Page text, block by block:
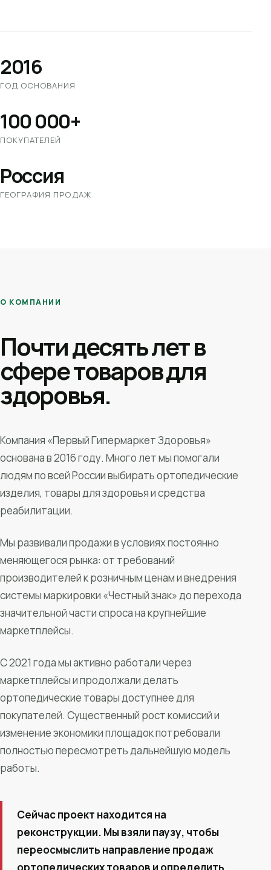
2016
ГОД ОСНОВАНИЯ
100 000+
ПОКУПАТЕЛЕЙ
Россия
ГЕОГРАФИЯ ПРОДАЖ
О КОМПАНИИ
Почти десять лет в
сфере товаров для
здоровья.
Компания «Первый Гипермаркет Здоровья»
основана в 2016 году. Много лет мы помогали
людям по всей России выбирать ортопедические
изделия, товары для здоровья и средства
реабилитации.
Мы развивали продажи в условиях постоянно
меняющегося рынка: от требований
производителей к розничным ценам и внедрения
системы маркировки «Честный знак» до перехода
значительной части спроса на крупнейшие
маркетплейсы.
С 2021 года мы активно работали через
маркетплейсы и продолжали делать
ортопедические товары доступнее для
покупателей. Существенный рост комиссий и
изменение экономики площадок потребовали
полностью пересмотреть дальнейшую модель
работы.
Сейчас проект находится на
реконструкции. Мы взяли паузу, чтобы
переосмыслить направление продаж